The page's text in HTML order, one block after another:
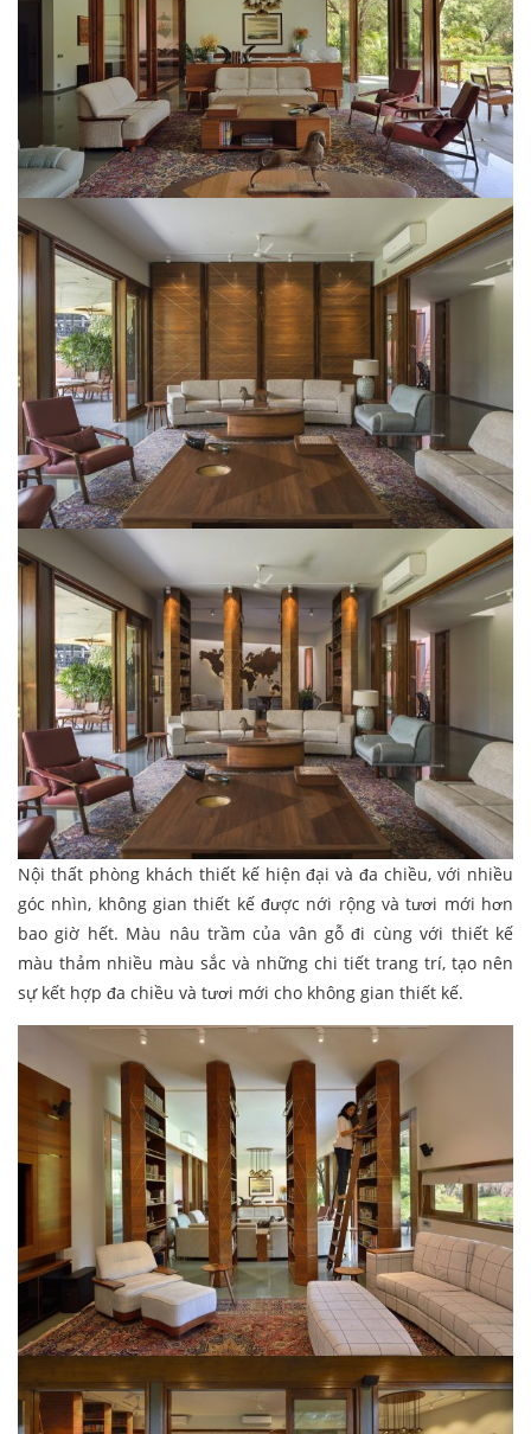
Nội thất phòng khách thiết kế hiện đại và đa chiều, với nhiều
góc nhìn, không gian thiết kế được nới rộng và tươi mới hơn
bao giờ hết. Màu nâu trầm của vân gỗ đi cùng với thiết kế
màu thảm nhiều màu sắc và những chi tiết trang trí, tạo nên
sự kết hợp đa chiều và tươi mới cho không gian thiết kế.